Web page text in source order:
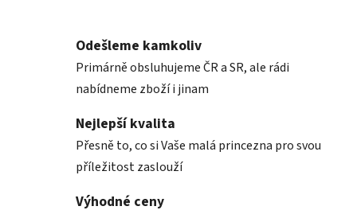
Odešleme kamkoliv
Primárně obsluhujeme ČR a SR, ale rádi
nabídneme zboží i jinam
Nejlepší kvalita
Přesně to, co si Vaše malá princezna pro svou
příležitost zaslouží
Výhodné ceny